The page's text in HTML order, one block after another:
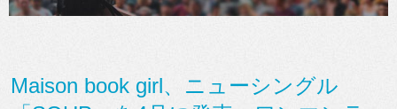
Maison book girl、ニューシングル